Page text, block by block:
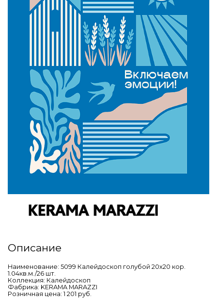
Описание
Наименование: 5099 Калейдоскоп голубой 20х20 кор.
1.04кв.м./26 шт.
Коллекция: Калейдоскоп
Фабрика: KERAMA MARAZZI
Розничная цена: 1 201 руб.